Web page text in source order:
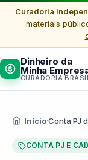
Curadoria
materiais
Dinheiro da
Minha
CURADORIA
Início·Conta PJ
CONTA PJ E